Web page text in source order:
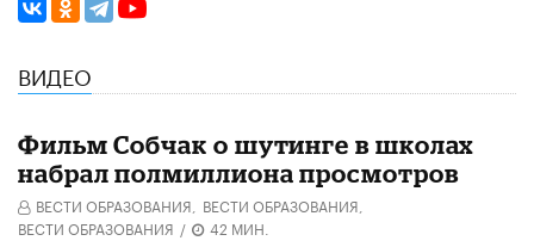
ВИДЕО
Фильм Собчак о шутинге в школах
набрал полмиллиона просмотров
ВЕСТИ ОБРАЗОВАНИЯ, ВЕСТИ ОБРАЗОВАНИЯ,
ВЕСТИ ОБРАЗОВАНИЯ / 42 МИН.